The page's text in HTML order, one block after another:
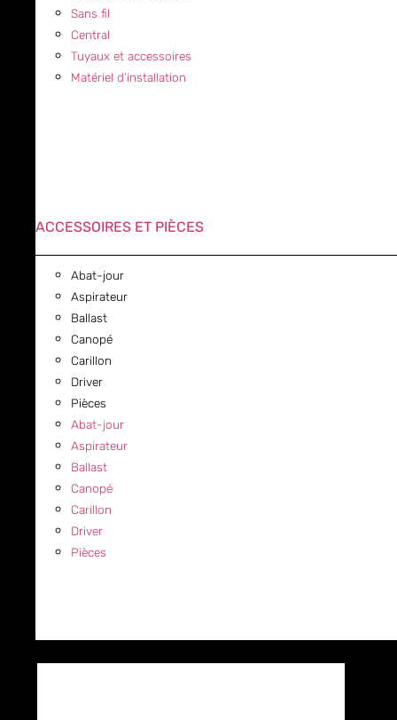
Sans fil
Central
Tuyaux et accessoires
Matériel d’installation
ACCESSOIRES ET PIÈCES
Abat-jour
Aspirateur
Ballast
Canopé
Carillon
Driver
Pièces
Abat-jour
Aspirateur
Ballast
Canopé
Carillon
Driver
Pièces